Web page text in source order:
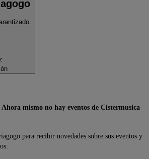
Ahora mismo no hay eventos de Cistermusica
para recibir novedades sobre sus eventos y